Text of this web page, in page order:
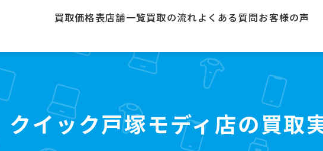
買取価格表店舗一覧買取の流れよくある質問お客様の声
クイック戸塚モディ店の買取